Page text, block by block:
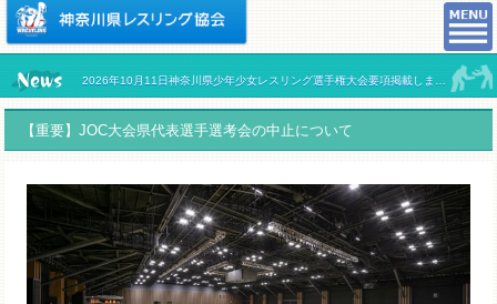
【重要】JOC大会県代表選手選考会の中止について